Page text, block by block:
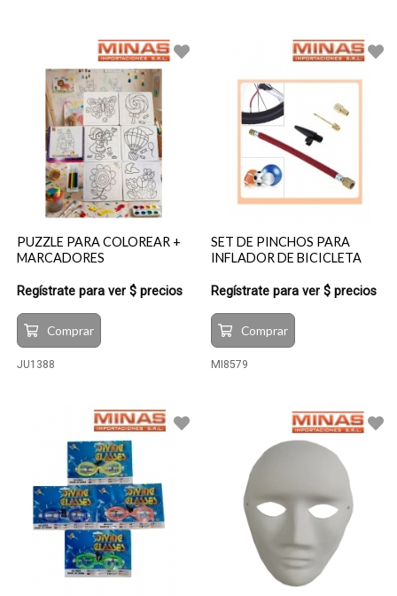
PUZZLE PARA COLOREAR +
MARCADORES
Regístrate para ver $ precios
Comprar
JU1388
SET DE PINCHOS PARA
INFLADOR DE BICICLETA
Regístrate para ver $ precios
Comprar
MI8579